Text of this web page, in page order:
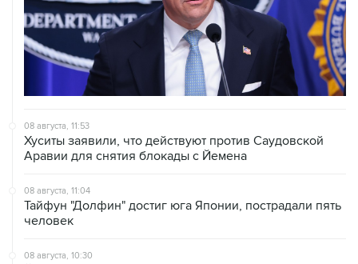
08 августа, 11:53
Аравии для снятия блокады с Йемена
08 августа, 11:04
человек
08 августа, 10:30